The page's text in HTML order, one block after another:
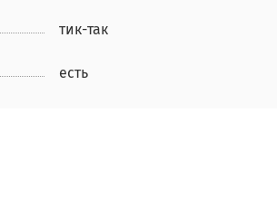
тик-так
есть